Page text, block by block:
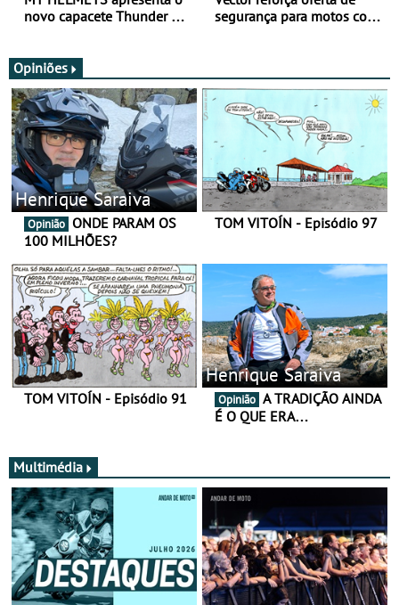
novo capacete Thunder 4 R
segurança para motos com
Opiniões
Henrique Saraiva
Opinião
100 MILHÕES?
TOM VITOÍN - Episódio 97
TOM VITOÍN - Episódio 91
Henrique Saraiva
Opinião
É O QUE ERA…
Multimédia